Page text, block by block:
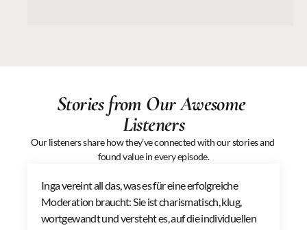
Stories from Our Awesome
Listeners
Our listeners share how they’ve connected with our stories and
found value in every episode.
Inga vereint all das, was es für eine erfolgreiche
Moderation braucht: Sie ist charismatisch, klug,
wortgewandt und versteht es, auf die individuellen